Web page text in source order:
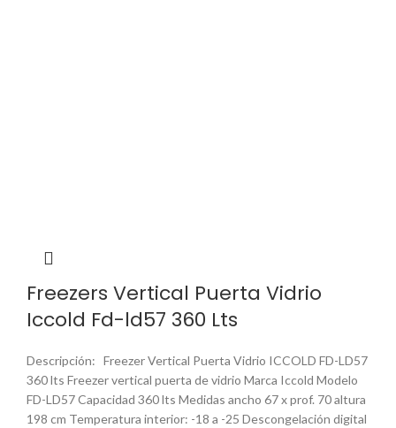
Freezers Vertical Puerta Vidrio
Iccold Fd-ld57 360 Lts
Descripción: Freezer Vertical Puerta Vidrio ICCOLD FD-LD57
360 lts Freezer vertical puerta de vidrio Marca Iccold Modelo
FD-LD57 Capacidad 360 lts Medidas ancho 67 x prof. 70 altura
198 cm Temperatura interior: -18 a -25 Descongelación digital